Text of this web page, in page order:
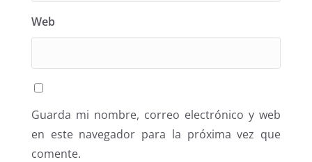
Web
Guarda mi nombre, correo electrónico y web
en este navegador para la próxima vez que
comente.